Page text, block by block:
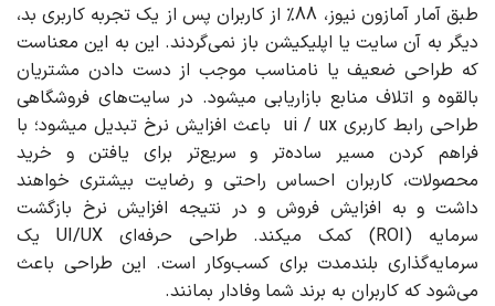
طبق آمار آمازون نیوز، 88% از کاربران پس از یک تجربه کاربری بد،
دیگر به آن سایت یا اپلیکیشن باز نمی‌گردند. این به این معناست
که طراحی ضعیف یا نامناسب موجب از دست دادن مشتریان
بالقوه و اتلاف منابع بازاریابی میشود. در سایت‌های فروشگاهی
طراحی رابط کاربری ui / ux باعث افزایش نرخ تبدیل میشود؛ با
فراهم کردن مسیر ساده‌تر و سریع‌تر برای یافتن و خرید
محصولات، کاربران احساس راحتی و رضایت بیشتری خواهند
داشت و به افزایش فروش و در نتیجه افزایش نرخ بازگشت
سرمایه (ROI) کمک میکند. طراحی حرفه‌ای UI/UX یک
سرمایه‌گذاری بلندمدت برای کسب‌وکار است. این طراحی باعث
می‌شود که کاربران به برند شما وفادار بمانند.